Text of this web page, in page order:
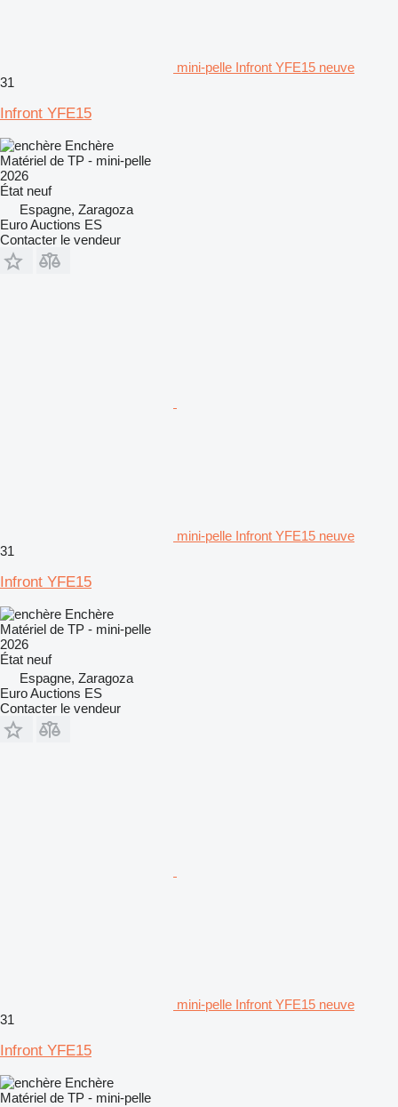
mini-pelle Infront YFE15 neuve
31
Infront YFE15
Enchère
Matériel de TP - mini-pelle
2026
État neuf
Espagne, Zaragoza
Euro Auctions ES
Contacter le vendeur
mini-pelle Infront YFE15 neuve
31
Infront YFE15
Enchère
Matériel de TP - mini-pelle
2026
État neuf
Espagne, Zaragoza
Euro Auctions ES
Contacter le vendeur
mini-pelle Infront YFE15 neuve
31
Infront YFE15
Enchère
Matériel de TP - mini-pelle